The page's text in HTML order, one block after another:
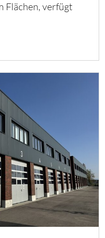
Flächen, verfügt